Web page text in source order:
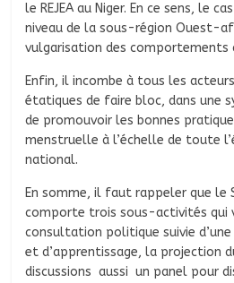
le REJEA au Niger. En ce sens, le
niveau de la sous-région Ouest-
vulgarisation des comportements
Enfin, il incombe à tous les
étatiques de faire bloc, dans une
de promouvoir les bonnes
menstruelle à l’échelle de toute
national.
En somme, il faut rappeler que le
comporte trois sous-activités qui
consultation politique suivie
et d’apprentissage, la projection
discussions aussi un panel pour